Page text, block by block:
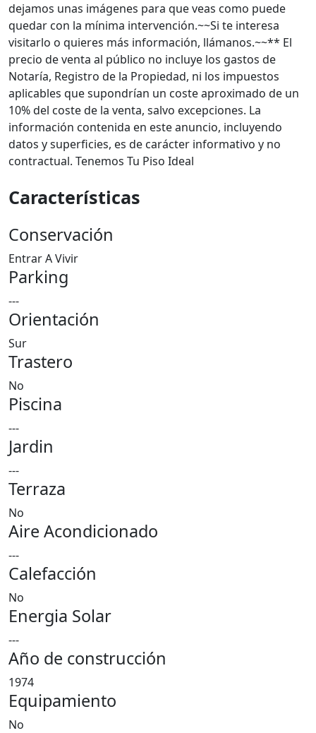
dejamos unas imágenes para que veas como puede
quedar con la mínima intervención.~~Si te interesa
visitarlo o quieres más información, llámanos.~~** El
precio de venta al público no incluye los gastos de
Notaría, Registro de la Propiedad, ni los impuestos
aplicables que supondrían un coste aproximado de un
10% del coste de la venta, salvo excepciones. La
información contenida en este anuncio, incluyendo
datos y superficies, es de carácter informativo y no
contractual. Tenemos Tu Piso Ideal
Características
Conservación
Entrar A Vivir
Parking
---
Orientación
Sur
Trastero
No
Piscina
---
Jardin
---
Terraza
No
Aire Acondicionado
---
Calefacción
No
Energia Solar
---
Año de construcción
1974
Equipamiento
No